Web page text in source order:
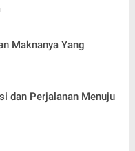
Maknanya Yang
dan Perjalanan Menuju